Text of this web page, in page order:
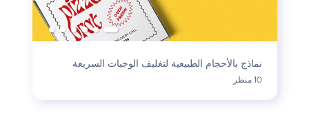
نماذج بالأحجام الطبيعية لتغليف الوجبات السريعة
10 منظر